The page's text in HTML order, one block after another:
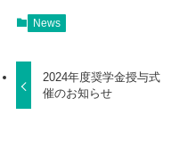
News
2024年度奨学金授与式
催のお知らせ